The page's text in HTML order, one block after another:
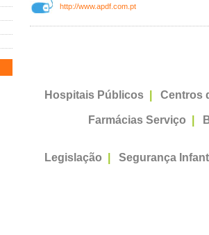
http://www.apdf.com.pt
Hospitais Públicos Centros
Farmácias Serviço
Legislação Segurança